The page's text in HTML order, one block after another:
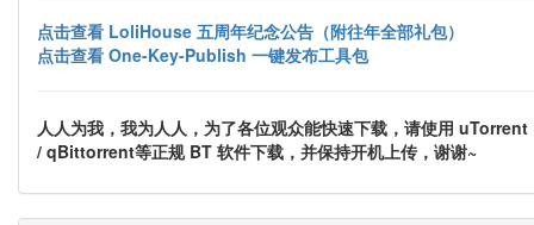
点击查看 LoliHouse 五周年纪念公告（附往年全部礼包）
点击查看 One-Key-Publish 一键发布工具包
人人为我，我为人人，为了各位观众能快速下载，请使用 uTorrent
/ qBittorrent等正规 BT 软件下载，并保持开机上传，谢谢~